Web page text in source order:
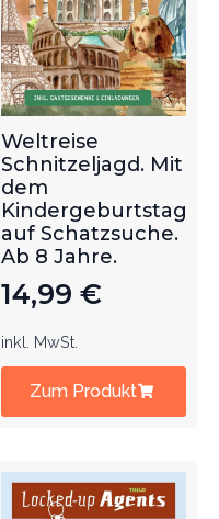
Weltreise
Schnitzeljagd. Mit
dem
Kindergeburtstag
auf Schatzsuche.
Ab 8 Jahre.
14,99 €
inkl. MwSt.
Zum Produkt